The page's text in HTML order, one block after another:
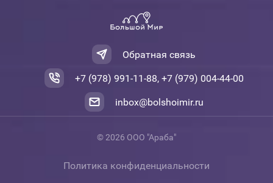
Обратная связь
+7 (978) 991-11-88, +7 (979) 004-44-00
inbox@bolshoimir.ru
© 2026 ООО "Араба"
Политика конфиденциальности